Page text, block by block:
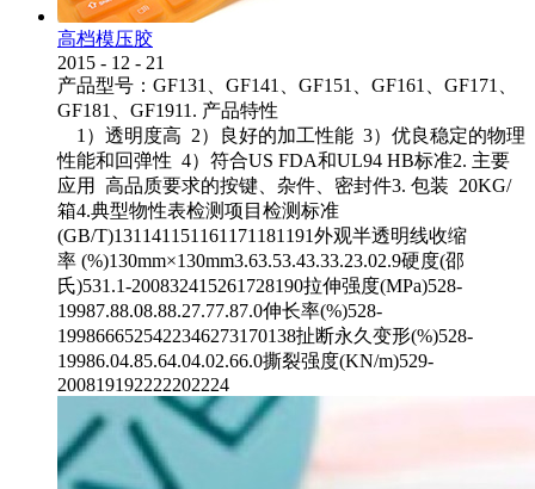
高档模压胶
2015 - 12 - 21
产品型号：GF131、GF141、GF151、GF161、GF171、
GF181、GF1911. 产品特性
1）透明度高 2）良好的加工性能 3）优良稳定的物理
性能和回弹性 4）符合US FDA和UL94 HB标准2. 主要
应用 高品质要求的按键、杂件、密封件3. 包装 20KG/
箱4.典型物性表检测项目检测标准
(GB/T)131141151161171181191外观半透明线收缩
率 (%)130mm×130mm3.63.53.43.33.23.02.9硬度(邵
氏)531.1-200832415261728190拉伸强度(MPa)528-
19987.88.08.88.27.77.87.0伸长率(%)528-
1998666525422346273170138扯断永久变形(%)528-
19986.04.85.64.04.02.66.0撕裂强度(KN/m)529-
200819192222202224